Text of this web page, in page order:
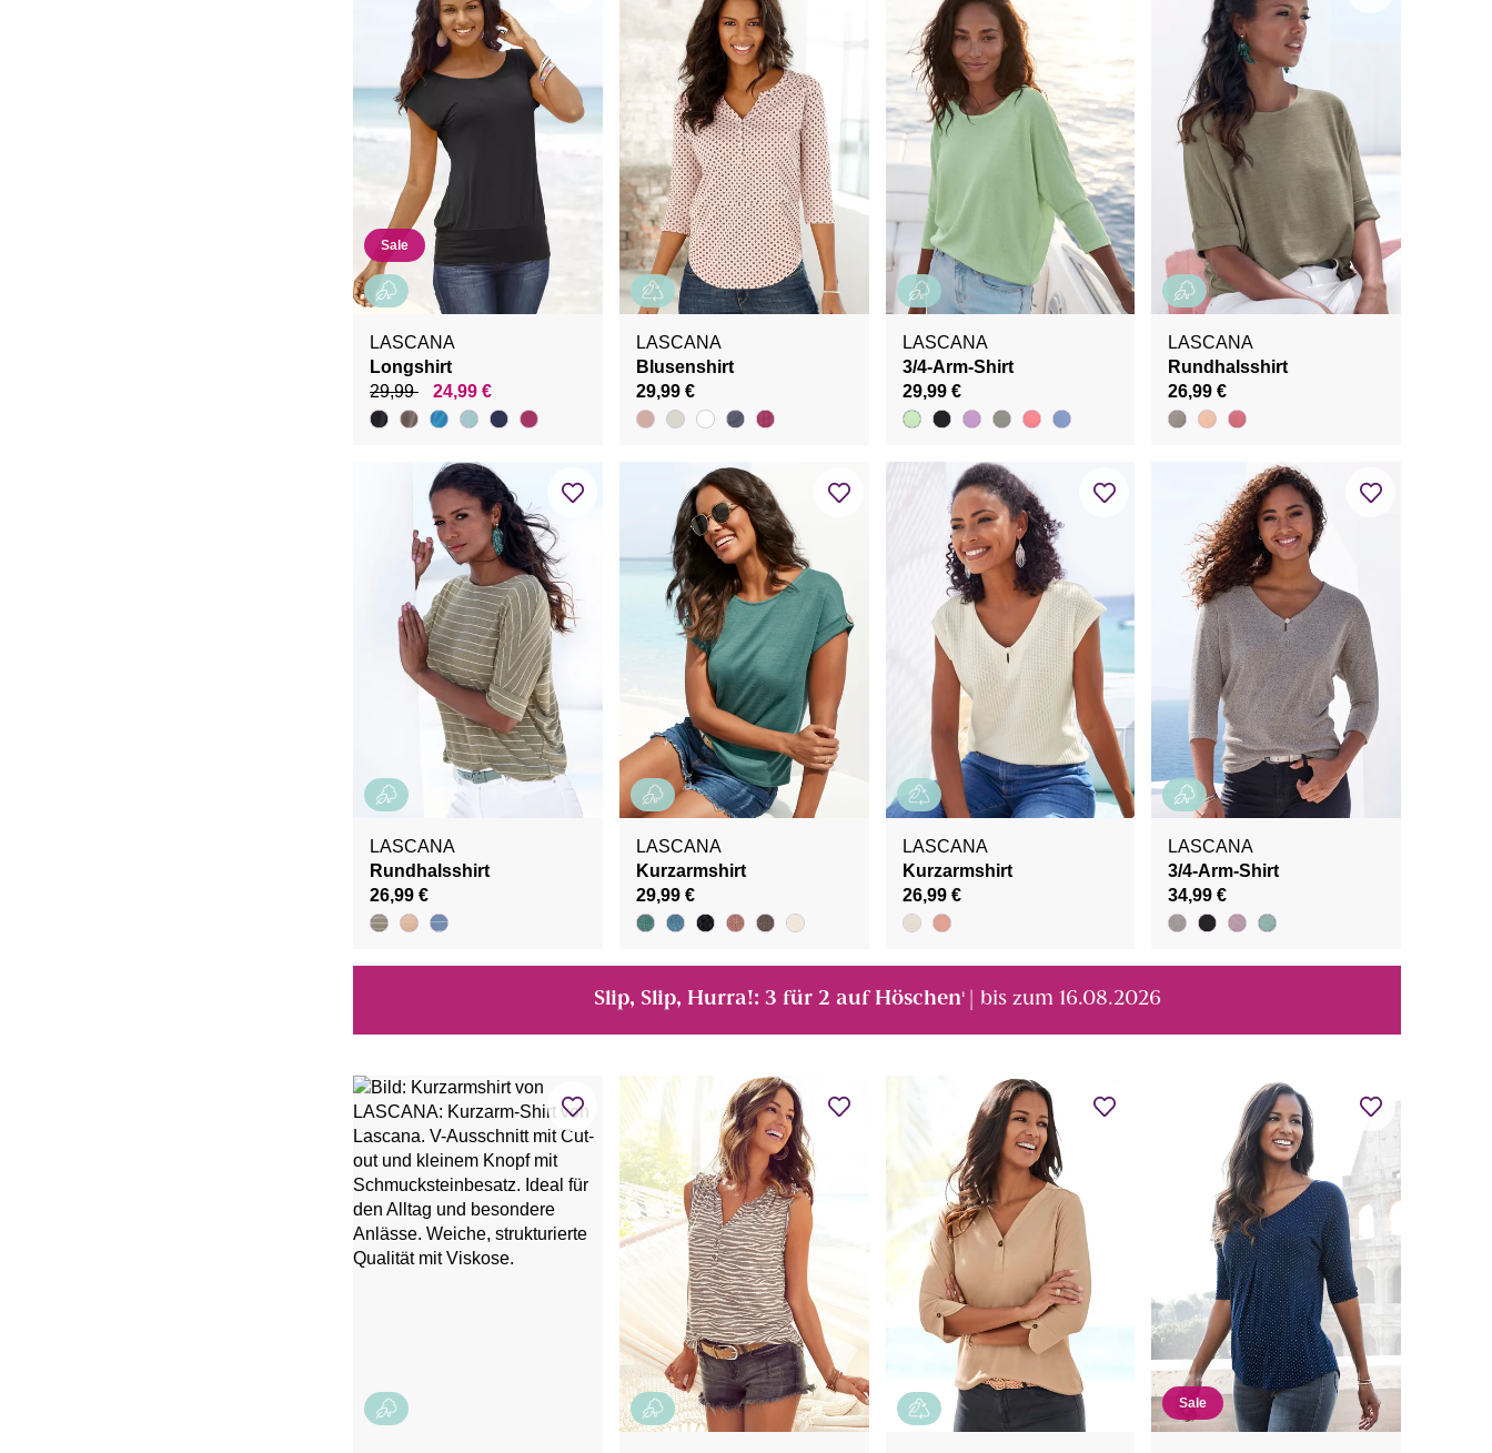
Sale
LASCANA
Longshirt
29,99
24,99 €
LASCANA
Blusenshirt
29,99 €
LASCANA
3/4-Arm-Shirt
29,99 €
LASCANA
Rundhalsshirt
26,99 €
LASCANA
Rundhalsshirt
26,99 €
LASCANA
Kurzarmshirt
29,99 €
LASCANA
Kurzarmshirt
26,99 €
LASCANA
3/4-Arm-Shirt
34,99 €
Slip, Slip, Hurra!: 3 für 2 auf Höschen¹ | bis zum 16.08.2026
Sale